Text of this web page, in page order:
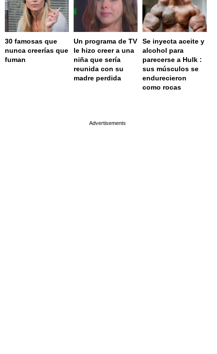
30 famosas que
nunca creerías que
fuman
Un programa de TV
le hizo creer a una
niña que sería
reunida con su
madre perdida
Se inyecta aceite y
alcohol para
parecerse a Hulk :
sus músculos se
endurecieron
como rocas